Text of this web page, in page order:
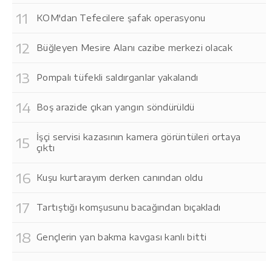
KOM'dan Tefecilere şafak operasyonu
Büğleyen Mesire Alanı cazibe merkezi olacak
Pompalı tüfekli saldırganlar yakalandı
Boş arazide çıkan yangın söndürüldü
İşçi servisi kazasının kamera görüntüleri ortaya
çıktı
Kuşu kurtarayım derken canından oldu
Tartıştığı komşusunu bacağından bıçakladı
Gençlerin yan bakma kavgası kanlı bitti